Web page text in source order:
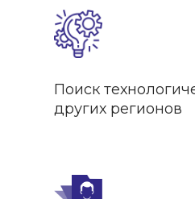
Поиск
других регионов